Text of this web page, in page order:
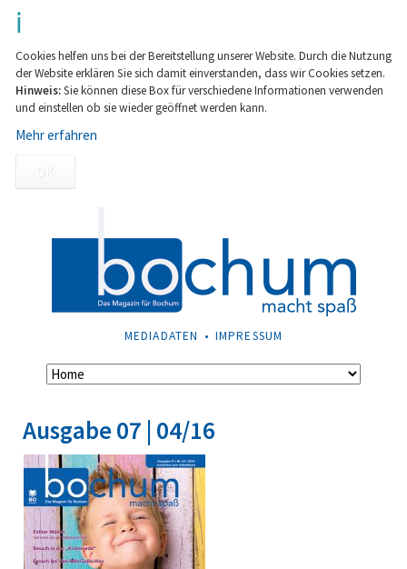
Cookies helfen uns bei der Bereitstellung unserer Website. Durch die Nutzung
der Website erklären Sie sich damit einverstanden, dass wir Cookies setzen.
Hinweis:Sie können diese Box für verschiedene Informationen verwenden
und einstellen ob sie wieder geöffnet werden kann.
Mehr erfahren
OK
NAVIGATION
MEDIADATEN IMPRESSUM
Navigation
Ausgabe 07 | 04/16